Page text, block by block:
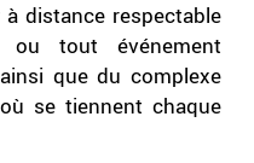
distance respectable
ou tout événement
que du complexe
se tiennent chaque